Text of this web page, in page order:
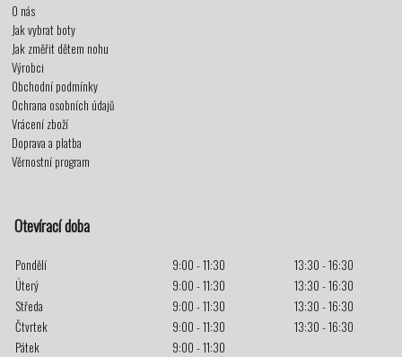
O nás
Jak vybrat boty
Jak změřit dětem nohu
Výrobci
Obchodní podmínky
Ochrana osobních údajů
Vrácení zboží
Doprava a platba
Věrnostní program
Otevírací doba
Pondělí 9:00 - 11:30
13:30 - 16:30
Úterý
9:00 - 11:30
13:30 - 16:30
Středa
9:00 - 11:30
13:30 - 16:30
Čtvrtek
9:00 - 11:30
13:30 - 16:30
Pátek
9:00 - 11:30